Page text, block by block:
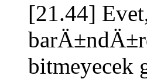
[21.44]
bitmeyecek